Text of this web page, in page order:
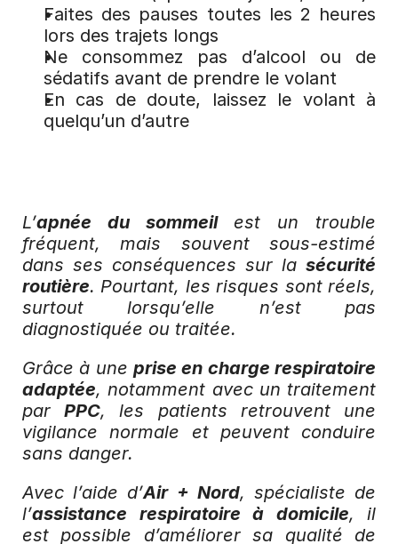
Faites des pauses toutes les 2 heures
lors des trajets longs
Ne consommez pas d’alcool ou de
sédatifs avant de prendre le volant
En cas de doute, laissez le volant à
quelqu’un d’autre
L’apnée du sommeil est un trouble
fréquent, mais souvent sous-estimé
dans ses conséquences sur la sécurité
routière. Pourtant, les risques sont réels,
surtout lorsqu’elle n’est pas
diagnostiquée ou traitée.
Grâce à une prise en charge respiratoire
adaptée, notamment avec un traitement
par PPC, les patients retrouvent une
vigilance normale et peuvent conduire
sans danger.
Avec l’aide d’Air + Nord, spécialiste de
l’assistance respiratoire à domicile, il
est possible d’améliorer sa qualité de